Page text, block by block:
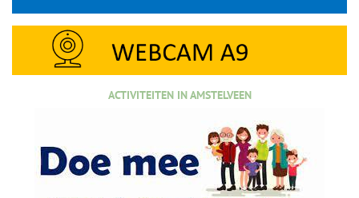
ACTIVITEITEN IN AMSTELVEEN